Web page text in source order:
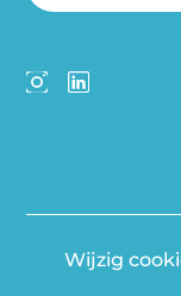
Wijzig